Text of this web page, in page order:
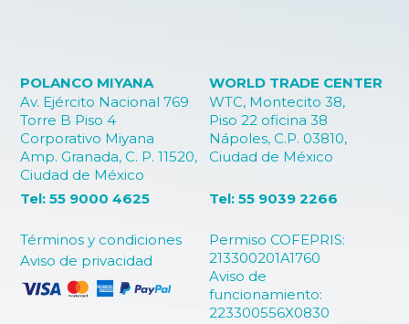
POLANCO MIYANA
Av. Ejército Nacional 769
Torre B Piso 4
Corporativo Miyana
Amp. Granada, C. P. 11520,
Ciudad de México
WORLD TRADE CENTER
WTC, Montecito 38,
Piso 22 oficina 38
Nápoles, C.P. 03810,
Ciudad de México
Términos y condiciones
Aviso de privacidad
Permiso COFEPRIS:
213300201A1760
Aviso de
funcionamiento:
223300556X0830
Tel: 55 9000 4625 Tel: 55 9039 2266